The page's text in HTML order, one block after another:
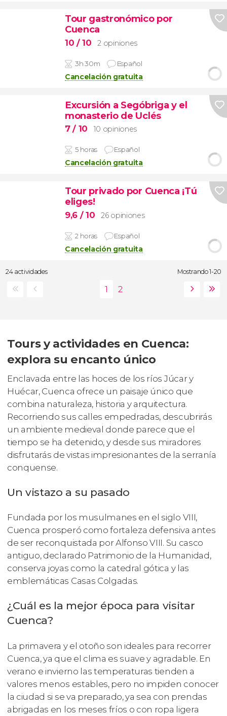
Tour gastronómico por
Cuenca
10 / 10 2 opiniones
3h 30m Español
Cancelación gratuita
Excursión a Segóbriga y el
monasterio de Uclés
7/ 10 10 opiniones
5 horas Español
Cancelación gratuita
Tour privado por Cuenca ¡Tú
eliges!
9,6 / 10 26 opiniones
2 horas Español
Cancelación gratuita
24 actividades Mostrando 1-20
Tours y actividades en Cuenca:
explora su encanto único
Enclavada entre las hoces de los ríos Júcar y
Huécar, Cuenca ofrece un paisaje único que
combina naturaleza, historia y arquitectura.
Recorriendo sus calles empedradas, descubrirás
un ambiente medieval donde parece que el
tiempo se ha detenido, y desde sus miradores
disfrutarás de vistas impresionantes de la serranía
conquense.
Un vistazo a su pasado
Fundada por los musulmanes en el siglo VIII,
Cuenca prosperó como fortaleza defensiva antes
de ser reconquistada por Alfonso VIII. Su casco
antiguo, declarado Patrimonio de la Humanidad,
conserva joyas como la catedral gótica y las
emblemáticas Casas Colgadas.
¿Cuál es la mejor época para visitar
Cuenca?
La primavera y el otoño son ideales para recorrer
Cuenca, ya que el clima es suave y agradable. En
verano e invierno las temperaturas tienden a
valores menos estables, pero no impiden conocer
la ciudad si se va preparado, ya sea con prendas
abrigadas en los meses fríos o con ropa ligera